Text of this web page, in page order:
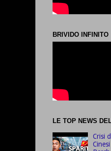
BRIVIDO INFINITO
LE TOP NEWS
Crisi